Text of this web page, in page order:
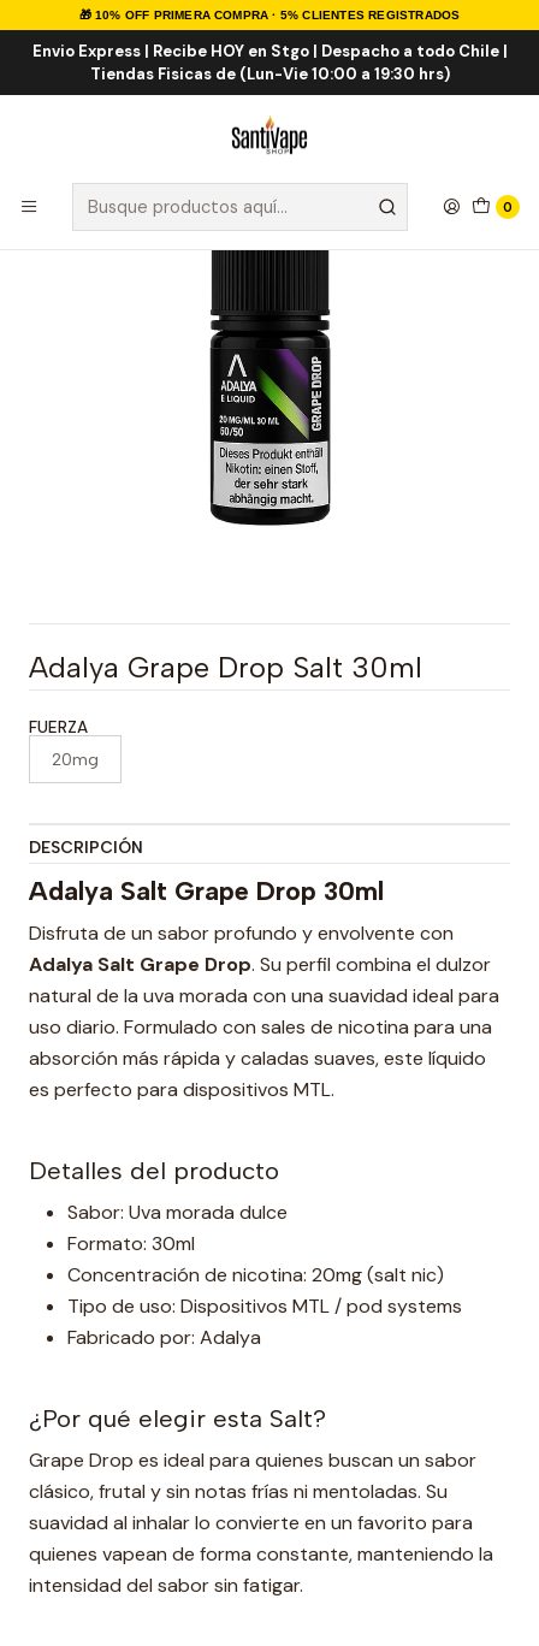
🎁 10% OFF PRIMERA COMPRA · 5% CLIENTES REGISTRADOS
Envio Express | Recibe HOY en Stgo | Despacho a todo Chile |
Tiendas Fisicas de (Lun-Vie 10:00 a 19:30 hrs)
0
Inicio Sales de Nicotina Salt Nic Importadas
Adalya Grape Drop Salt 30ml
Adalya Grape Drop Salt 30ml
FUERZA
20mg
DESCRIPCIÓN
Adalya Salt Grape Drop 30ml
Disfruta de un sabor profundo y envolvente con
Adalya Salt Grape Drop. Su perfil combina el dulzor
natural de la uva morada con una suavidad ideal para
uso diario. Formulado con sales de nicotina para una
absorción más rápida y caladas suaves, este líquido
es perfecto para dispositivos MTL.
Detalles del producto
Sabor: Uva morada dulce
Formato: 30ml
Concentración de nicotina: 20mg (salt nic)
Tipo de uso: Dispositivos MTL / pod systems
Fabricado por: Adalya
¿Por qué elegir esta Salt?
Grape Drop es ideal para quienes buscan un sabor
clásico, frutal y sin notas frías ni mentoladas. Su
suavidad al inhalar lo convierte en un favorito para
quienes vapean de forma constante, manteniendo la
intensidad del sabor sin fatigar.